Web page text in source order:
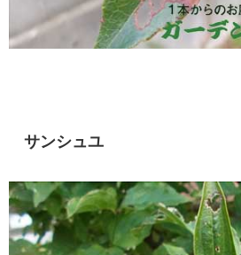
サンシュユ